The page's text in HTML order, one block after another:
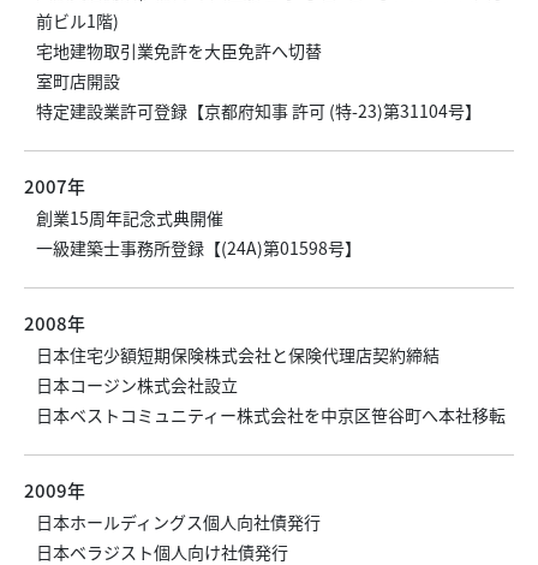
前ビル1階)
宅地建物取引業免許を大臣免許へ切替
室町店開設
特定建設業許可登録【京都府知事 許可 (特-23)第31104号】
2007年
創業15周年記念式典開催
一級建築士事務所登録【(24A)第01598号】
2008年
日本住宅少額短期保険株式会社と保険代理店契約締結
日本コージン株式会社設立
日本ベストコミュニティー株式会社を中京区笹谷町へ本社移転
2009年
日本ホールディングス個人向社債発行
日本ベラジスト個人向け社債発行